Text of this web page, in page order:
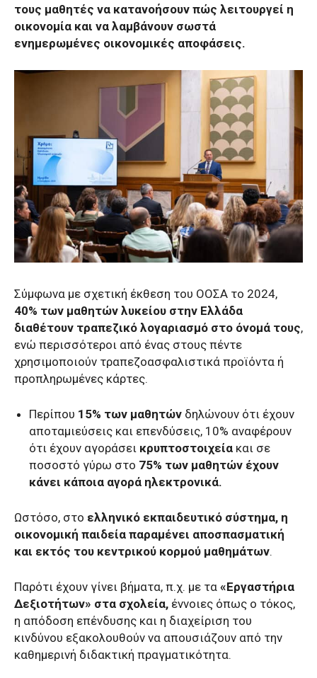
τους μαθητές να κατανοήσουν πώς λειτουργεί η
οικονομία και να λαμβάνουν σωστά
ενημερωμένες οικονομικές αποφάσεις.
Σύμφωνα με σχετική έκθεση του ΟΟΣΑ το 2024,
40% των μαθητών λυκείου στην Ελλάδα
διαθέτουν τραπεζικό λογαριασμό στο όνομά τους,
ενώ περισσότεροι από ένας στους πέντε
χρησιμοποιούν τραπεζοασφαλιστικά προϊόντα ή
προπληρωμένες κάρτες.
Περίπου 15% των μαθητών δηλώνουν ότι έχουν
αποταμιεύσεις και επενδύσεις, 10% αναφέρουν
ότι έχουν αγοράσει κρυπτοστοιχεία και σε
ποσοστό γύρω στο 75% των μαθητών έχουν
κάνει κάποια αγορά ηλεκτρονικά.
Ωστόσο, στο ελληνικό εκπαιδευτικό σύστημα, η
οικονομική παιδεία παραμένει αποσπασματική
και εκτός του κεντρικού κορμού μαθημάτων.
Παρότι έχουν γίνει βήματα, π.χ. με τα «Εργαστήρια
Δεξιοτήτων» στα σχολεία, έννοιες όπως ο τόκος,
η απόδοση επένδυσης και η διαχείριση του
κινδύνου εξακολουθούν να απουσιάζουν από την
καθημερινή διδακτική πραγματικότητα.